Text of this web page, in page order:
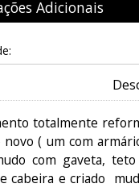
Adicionais
totalmente
( um com
com gaveta,
cabeira e criado